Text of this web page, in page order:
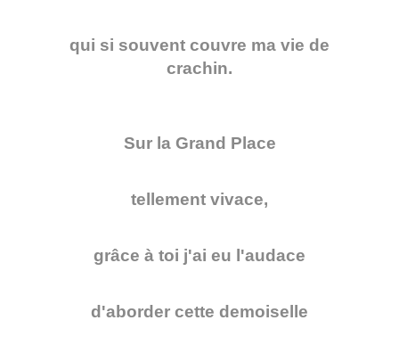
qui si souvent couvre ma vie de
crachin.
Sur la Grand Place
tellement vivace,
grâce à toi j'ai eu l'audace
d'aborder cette demoiselle